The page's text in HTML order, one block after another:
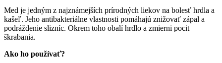
Med je jedným z najznámejších prírodných liekov na bolesť hrdla a
kašeľ. Jeho antibakteriálne vlastnosti pomáhajú znižovať zápal a
podráždenie slizníc. Okrem toho obalí hrdlo a zmierni pocit
škrabania.
Ako ho používať?